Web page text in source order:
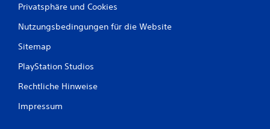
Privatsphäre und Cookies
Nutzungsbedingungen für die Website
Sitemap
PlayStation Studios
Rechtliche Hinweise
Impressum